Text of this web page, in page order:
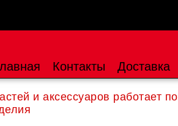
Контакты Доставка
и аксессуаров работает по